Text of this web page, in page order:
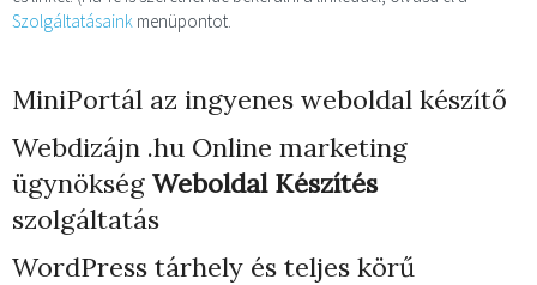
Szolgáltatásaink menüpontot.
MiniPortál az ingyenes weboldal készítő
Webdizájn .hu Online marketing
ügynökség Weboldal Készítés
szolgáltatás
WordPress tárhely és teljes körű